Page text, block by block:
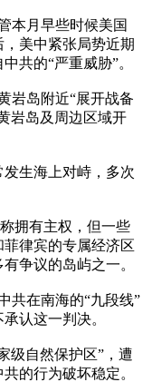
本月早些时候美国
美中紧张局势近期
共的“严重威胁”。
岩岛附近“展开战备
岩岛及周边区域开
生海上对峙，多次
拥有主权，但一些
律宾的专属经济区
争议的岛屿之一。
共在南海的“九段线”
认这一判决。
级自然保护区”，遭
的行为破坏稳定。